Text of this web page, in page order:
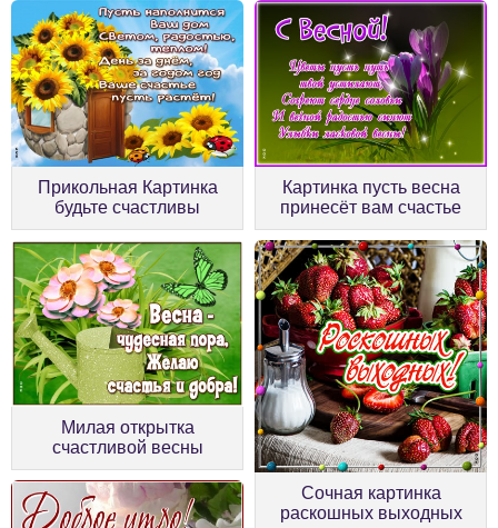
Прикольная Картинка
будьте счастливы
Картинка пусть весна
принесёт вам счастье
Милая открытка
счастливой весны
Сочная картинка
раскошных выходных